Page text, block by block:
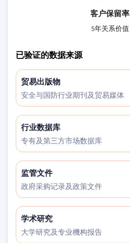
客户保留率
5年关系价值
已验证的数据来源
贸易出版物
安全与国防行业期刊及贸易媒体
行业数据库
专有及第三方市场数据库
监管文件
政府采购记录及政策文件
学术研究
大学研究及专业機构报告